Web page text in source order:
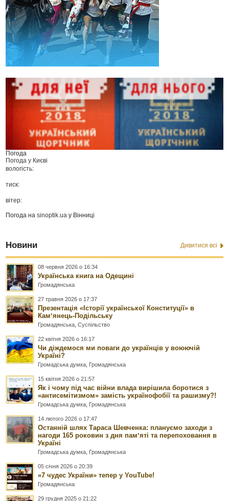
Погода
Погода у Києві
вологість:
тиск:
вітер:
Погода наsinoptik.ua у Вінниці
Новини Дивитися всі
08 червня 2026 о 16:34
Українська книга на Одещині
Громадянська
27 травня 2026 о 17:37
Презентація «Історії української Конституції» в
Камʼянець-Подільську
Громадянська ,Суспільство
22 квітня 2026 о 16:17
Чи діждемося ми поваги до українців у воюючій
Україні?
Громадська думка Громадянська
15 квітня 2026 о 21:57
Як і чому під час війни влада вирішила боротися з
«антисемітизмом» замість українофобії та рашизму?!
Громадська думка Громадянська
14 лютого 2026 о 17:47
Останній шлях Тараса Шевченка: плануємо заходи з
нагоди 165 роковин з дня памʼяті та перепоховання в
Україні
Громадська думка Громадянська
05 січня 2026 о 20:39
«7 чудес України» тепер у YouTube!
Громадянська
29 грудня 2025 о 21:22